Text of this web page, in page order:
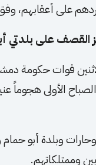
ردهم على أعقابهم،
القصف على بلدتي
قوات حكومة
الأولى هجوماً
وبلدة أبو حمام
وممتلكاتهم.